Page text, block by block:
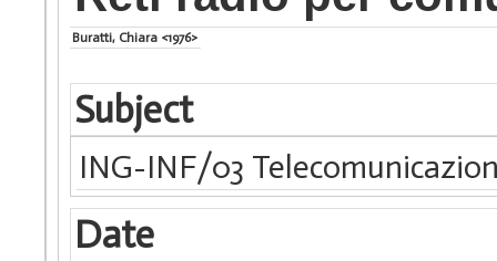
Buratti, Chiara <1976>
Subject
ING-INF/03
Date